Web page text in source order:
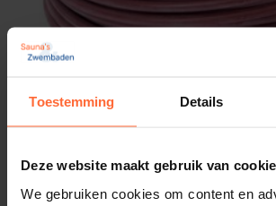
Toestemming Details
Deze website maakt gebruik van
We gebruiken cookies om content en
5,15